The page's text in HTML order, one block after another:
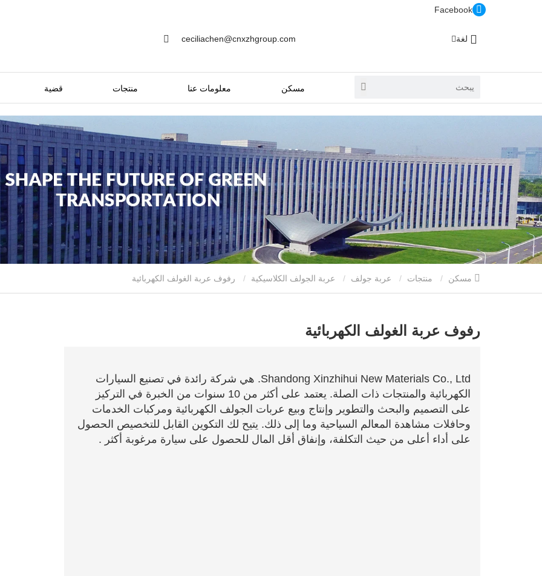
Facebook
ceciliachen@cnxzhgroup.com لغة
مسكن معلومات عنا منتجات قضية
منتجات عربة جولف عربة الجولف الكلاسيكية
رفوف عربة الغولف الكهربائية
Shandong Xinzhihui New Materials Co., Ltd. هي شركة رائدة في تصنيع السيارات
الكهربائية والمنتجات ذات الصلة. يعتمد على أكثر من 10 سنوات من الخبرة في التركيز
على التصميم والبحث والتطوير وإنتاج وبيع عربات الجولف الكهربائية ومركبات الخدمات
وحافلات مشاهدة المعالم السياحية وما إلى ذلك. يتيح لك التكوين القابل للتخصيص الحصول
على أداء أعلى من حيث التكلفة، وإنفاق أقل المال للحصول على سيارة مرغوبة أكثر .